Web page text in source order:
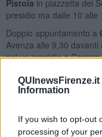
QUInewsFirenze.it
Information
If you wish to opt-out
processing of your
Pistoia in piazzetta dei
presidio ma dalle 10 alle
Doppio appuntamento a
Avenza alle 9,30
poi un presidio a
Chiude la giornataArezzo
Treni